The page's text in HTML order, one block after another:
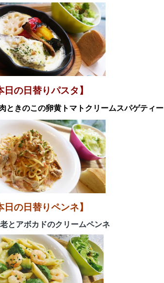
日の日替りパスタ】
ときのこの卵黄トマトクリームスパゲティー
日の日替りペンネ】
とアボカドのクリームペンネ